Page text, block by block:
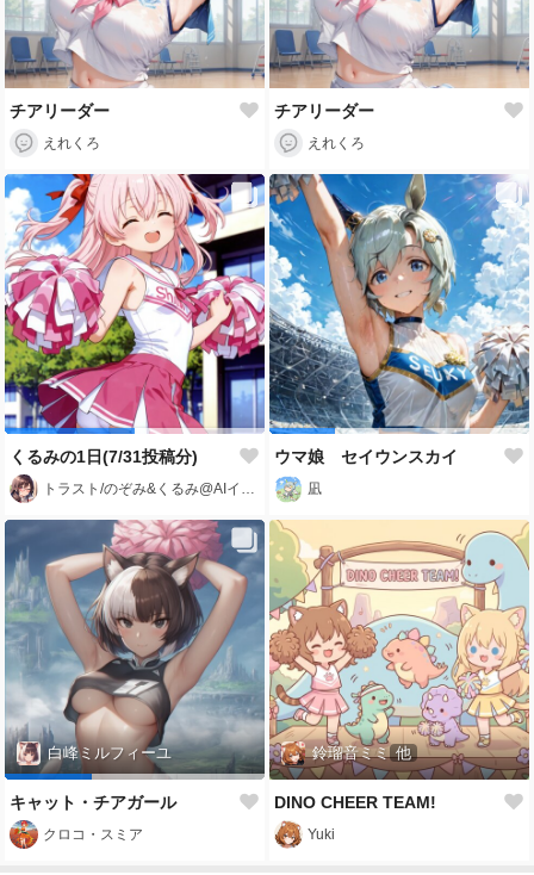
チアリーダー
えれくろ
チアリーダー
えれくろ
くるみの1日(7/31投稿分) ウマ娘 セイウンスカイ
凪
白峰ミルフィーユ
キャット・チアガール
クロコ・スミア
鈴瑠音ミミ 他
DINO CHEER TEAM!
Yuki